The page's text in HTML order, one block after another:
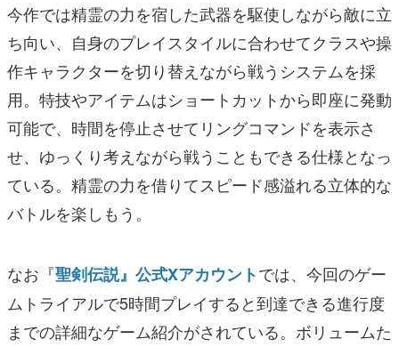
今作では精霊の力を宿した武器を駆使しながら敵に立
ち向い、自身のプレイスタイルに合わせてクラスや操
作キャラクターを切り替えながら戦うシステムを採
用。特技やアイテムはショートカットから即座に発動
可能で、時間を停止させてリングコマンドを表示さ
せ、ゆっくり考えながら戦うこともできる仕様となっ
ている。精霊の力を借りてスピード感溢れる立体的な
バトルを楽しもう。
なお『聖剣伝説』公式Xアカウントでは、今回のゲー
ムトライアルで5時間プレイすると到達できる進行度
までの詳細なゲーム紹介がされている。ボリュームた